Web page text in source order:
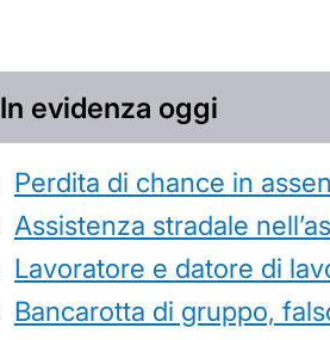
In evidenza oggi
Perdita di chance in
Assistenza stradale
Lavoratore e datore di
Bancarotta di gruppo,